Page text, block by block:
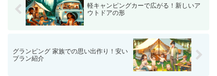
軽キャンピングカーで広がる！新しいア
ウトドアの形
グランピング 家族での思い出作り！安い
プラン紹介